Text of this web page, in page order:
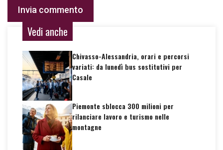
Vedi anche
Chivasso-Alessandria, orari e percorsi
variati: da lunedì bus sostitutivi per
Casale
Piemonte sblocca 300 milioni per
rilanciare lavoro e turismo nelle
montagne